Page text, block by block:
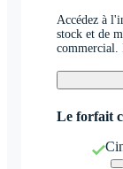
Accédez à
stock et de
commercial.
Le forfait